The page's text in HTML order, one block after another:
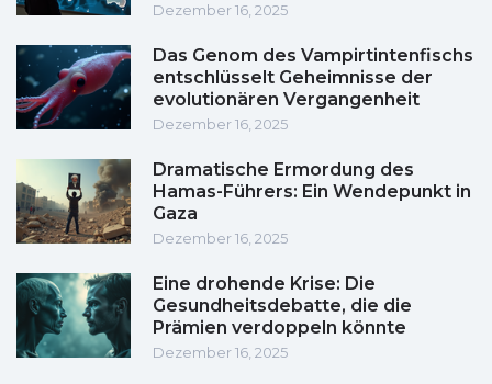
Dezember 16, 2025
Das Genom des Vampirtintenfischs
entschlüsselt Geheimnisse der
evolutionären Vergangenheit
Dezember 16, 2025
Dramatische Ermordung des
Hamas-Führers: Ein Wendepunkt in
Gaza
Dezember 16, 2025
Eine drohende Krise: Die
Gesundheitsdebatte, die die
Prämien verdoppeln könnte
Dezember 16, 2025